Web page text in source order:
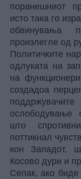
поранешниот
исто така го
обвинувања
произлегле од
Политичките
одлуката на
на
создадоа
ослободување
што
поттикнал
кон Западот,
Косово дури и
Сепак, ако